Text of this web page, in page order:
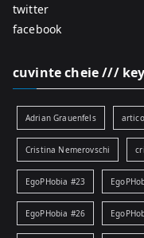
twitter
facebook
cuvinte cheie ///
Adrian Grauenfels
Cristina Nemerovschi
EgoPHobia #23
EgoPHobia #26